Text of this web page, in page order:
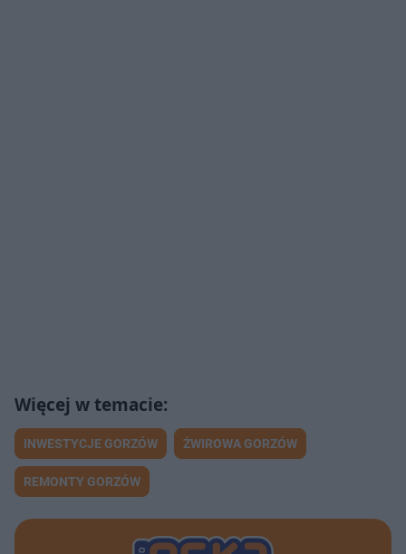
INWESTYCJE GORZÓW ŻWIROWA GORZÓW
REMONTY GORZÓW